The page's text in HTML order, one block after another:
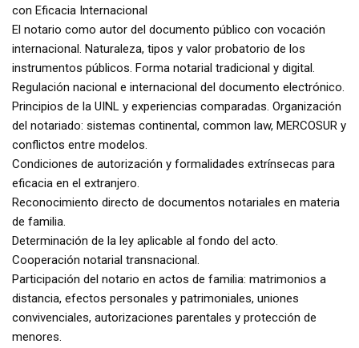
con Eficacia Internacional
El notario como autor del documento público con vocación
internacional. Naturaleza, tipos y valor probatorio de los
instrumentos públicos. Forma notarial tradicional y digital.
Regulación nacional e internacional del documento electrónico.
Principios de la UINL y experiencias comparadas. Organización
del notariado: sistemas continental, common law, MERCOSUR y
conflictos entre modelos.
Condiciones de autorización y formalidades extrínsecas para
eficacia en el extranjero.
Reconocimiento directo de documentos notariales en materia
de familia.
Determinación de la ley aplicable al fondo del acto.
Cooperación notarial transnacional.
Participación del notario en actos de familia: matrimonios a
distancia, efectos personales y patrimoniales, uniones
convivenciales, autorizaciones parentales y protección de
menores.